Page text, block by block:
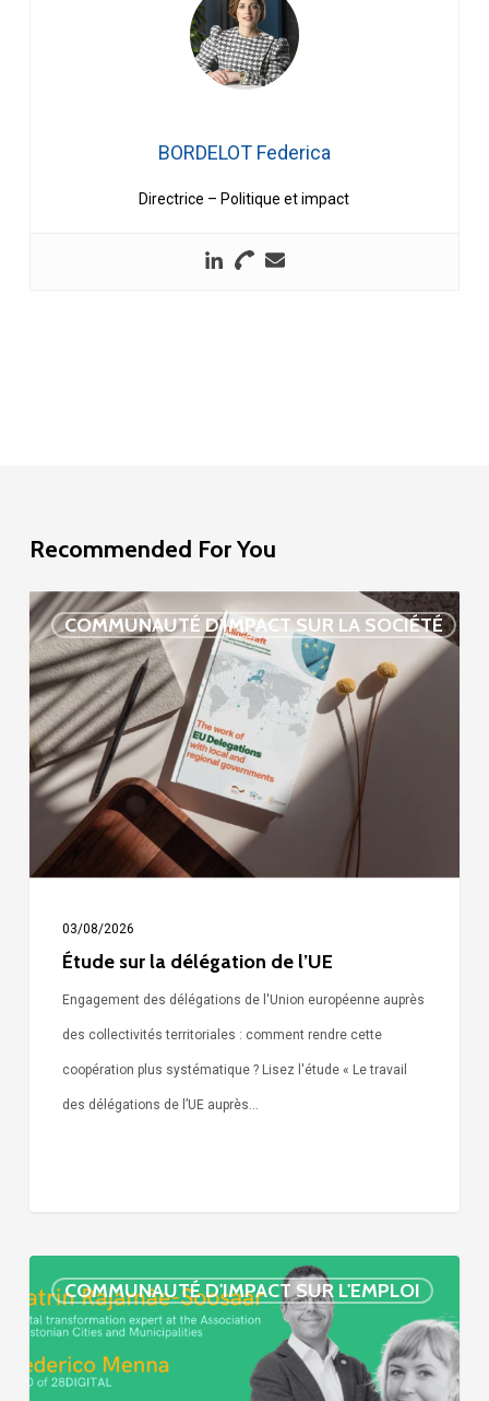
BORDELOT Federica
Directrice – Politique et impact
Recommended For You
COMMUNAUTÉ D'IMPACT SUR LA SOCIÉTÉ
Étude
sur
la
délégation
de
l’UE
03/08/2026
Étude sur la délégation de l’UE
Engagement des délégations de l'Union européenne auprès
des collectivités territoriales : comment rendre cette
coopération plus systématique ? Lisez l'étude « Le travail
des délégations de l’UE auprès…
COMMUNAUTÉ D'IMPACT SUR L'EMPLOI
Simone »
épisode
: